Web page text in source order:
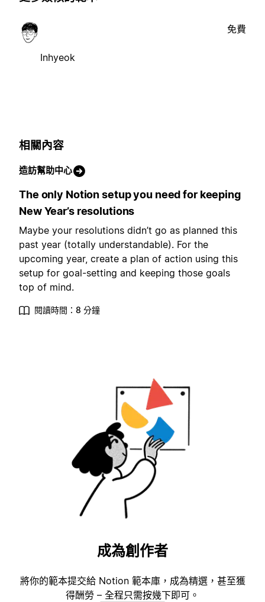
Inhyeok
免費
相關內容
造訪幫助中心
The only Notion setup you need for keeping
New Year’s resolutions
Maybe your resolutions didn’t go as planned this
past year (totally understandable). For the
upcoming year, create a plan of action using this
setup for goal-setting and keeping those goals
top of mind.
閱讀時間：8 分鐘
成為創作者
將你的範本提交給 Notion 範本庫，成為精選，甚至獲
得酬勞 – 全程只需按幾下即可。